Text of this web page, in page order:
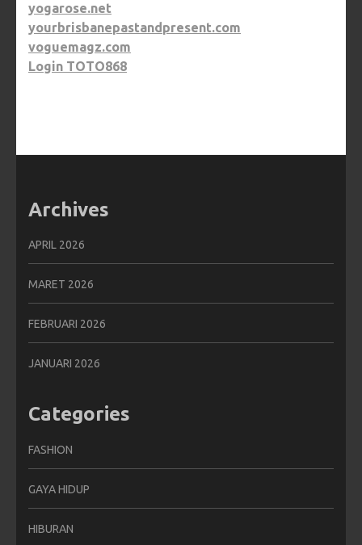
yogarose.net
yourbrisbanepastandpresent.com
voguemagz.com
Login TOTO868
Archives
APRIL 2026
MARET 2026
FEBRUARI 2026
JANUARI 2026
Categories
FASHION
GAYA HIDUP
HIBURAN